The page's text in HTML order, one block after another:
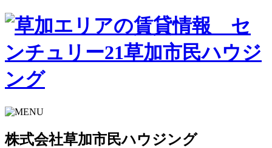
株式会社草加市民ハウジング